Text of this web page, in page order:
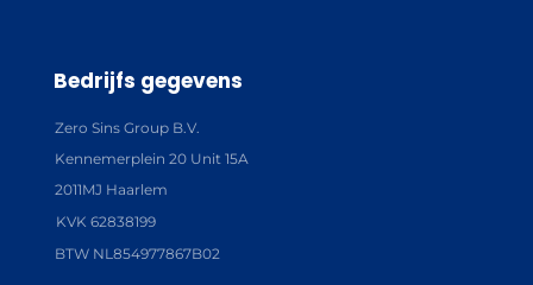
Bedrijfs gegevens
Zero Sins Group B.V.
Kennemerplein 20 Unit 15A
2011MJ Haarlem
KVK 62838199
BTW NL854977867B02